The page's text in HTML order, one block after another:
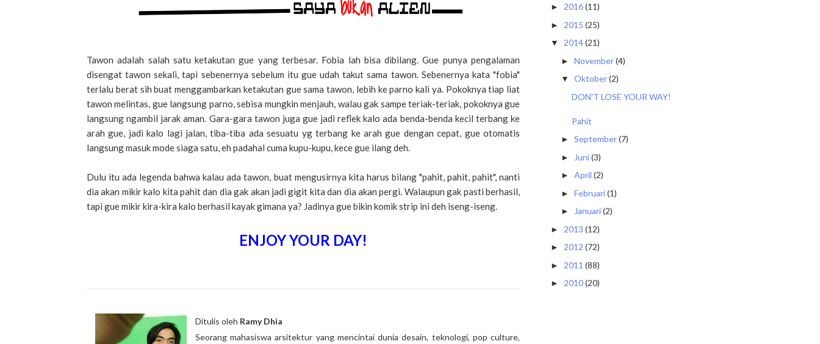
Tawon adalah salah satu ketakutan gue yang terbesar. Fobia lah bisa dibilang. Gue punya pengalaman
disengat tawon sekali, tapi sebenernya sebelum itu gue udah takut sama tawon. Sebenernya kata "fobia"
terlalu berat sih buat menggambarkan ketakutan gue sama tawon, lebih ke parno kali ya. Pokoknya tiap liat
tawon melintas, gue langsung parno, sebisa mungkin menjauh, walau gak sampe teriak-teriak, pokoknya gue
langsung ngambil jarak aman. Gara-gara tawon juga gue jadi reflek kalo ada benda-benda kecil terbang ke
arah gue, jadi kalo lagi jalan, tiba-tiba ada sesuatu yg terbang ke arah gue dengan cepat, gue otomatis
langsung masuk mode siaga satu, eh padahal cuma kupu-kupu, kece gue ilang deh.
Dulu itu ada legenda bahwa kalau ada tawon, buat mengusirnya kita harus bilang "pahit, pahit, pahit", nanti
dia akan mikir kalo kita pahit dan dia gak akan jadi gigit kita dan dia akan pergi. Walaupun gak pasti berhasil,
tapi gue mikir kira-kira kalo berhasil kayak gimana ya? Jadinya gue bikin komik strip ini deh iseng-iseng.
ENJOY YOUR DAY!
Ditulis oleh Ramy Dhia
Seorang mahasiswa arsitektur yang mencintai dunia desain, teknologi, pop culture,
► 2016(11)
► 2015 (25)
▼ 2014(21)
► November(4)
▼ Oktober(2)
DON'T LOSE YOUR WAY!
Pahit
► September(7)
► Juni(3)
► April (2)
► Februari(1)
► Januari(2)
► 2013 (12)
► 2012 (72)
► 2011 (88)
► 2010(20)